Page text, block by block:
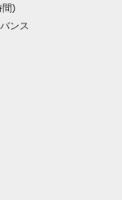
間)
ンス